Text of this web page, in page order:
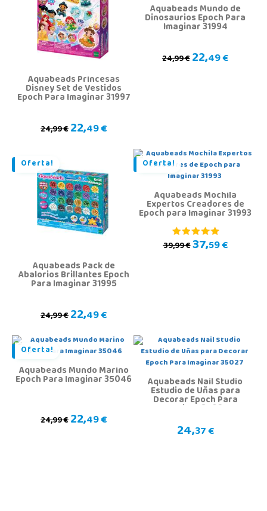
Aquabeads Princesas
Disney Set de Vestidos
Epoch Para Imaginar 31997
24,99 €22,49 €
Aquabeads Mundo de
Dinosaurios Epoch Para
Imaginar 31994
24,99 €22,49 €
Oferta!
Aquabeads Pack de
Abalorios Brillantes Epoch
Para Imaginar 31995
24,99 €22,49 €
Oferta!
Aquabeads Mochila
Expertos Creadores de
Epoch para Imaginar 31993
39,99 €37,59 €
Oferta!
Aquabeads Mundo Marino
Epoch Para Imaginar 35046
24,99 €22,49 €
Aquabeads Nail Studio
Estudio de Uñas para
Decorar Epoch Para
Imaginar 35027
24,37 €